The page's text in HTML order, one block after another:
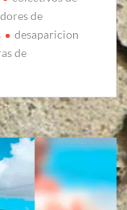
de
desaparicion
de